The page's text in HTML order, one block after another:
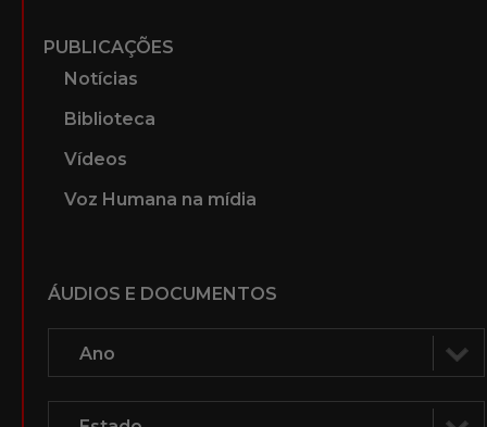
PUBLICAÇÕES
Notícias
Biblioteca
Vídeos
Voz Humana na mídia
ÁUDIOS E DOCUMENTOS